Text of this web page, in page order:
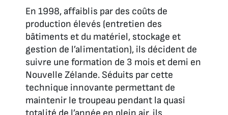
En 1998, affaiblis par des coûts de
production élevés (entretien des
bâtiments et du matériel, stockage et
gestion de l’alimentation), ils décident de
suivre une formation de 3 mois et demi en
Nouvelle Zélande. Séduits par cette
technique innovante permettant de
maintenir le troupeau pendant la quasi